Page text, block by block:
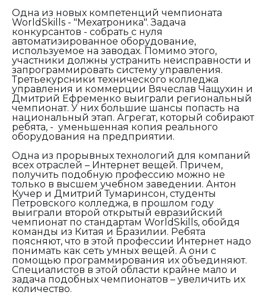
Одна из новых компетенций чемпионата
WorldSkills - "Мехатроника". Задача
конкурсантов - собрать с нуля
автоматизированное оборудование,
используемое на заводах. Помимо этого,
участники должны устранить неисправности и
запрограммировать систему управления.
Третьекурсники технического колледжа
управления и коммерции Вячеслав Чащухин и
Дмитрий Ефременко выиграли региональный
чемпионат. У них большие шансы попасть на
национальный этап. Агрегат, который собирают
ребята, - уменьшенная копия реального
оборудования на предприятии.
Одна из прорывных технологий для компаний
всех отраслей – Интернет вещей. Причем,
получить подобную профессию можно не
только в высшем учебном заведении. Антон
Кучер и Дмитрий Тумаринсон, студенты
Петровского колледжа, в прошлом году
выиграли второй открытый евразийский
чемпионат по стандартам WorldSkills, обойдя
команды из Китая и Бразилии. Ребята
поясняют, что в этой профессии Интернет надо
понимать как сеть умных вещей. А они с
помощью программирования их объединяют.
Специалистов в этой области крайне мало и
задача подобных чемпионатов – увеличить их
количество.